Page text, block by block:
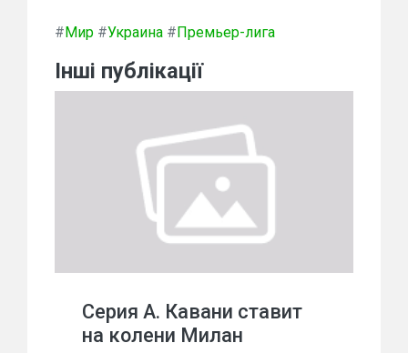
#Мир #Украина #Премьер-лига
Інші публікації
Серия А. Кавани ставит
на колени Милан